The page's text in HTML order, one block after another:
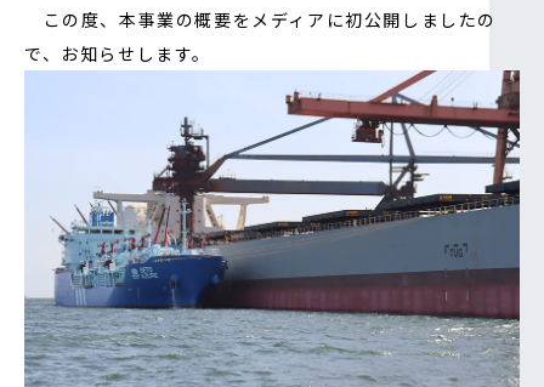
この度、本事業の概要をメディアに初公開しましたの
で、お知らせします。